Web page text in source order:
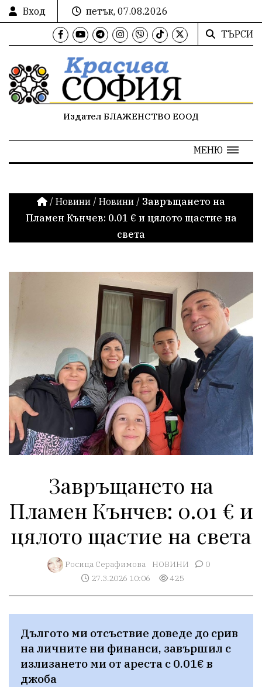
Вход
петък, 07.08.2026
ТЪРСИ
Издател БЛАЖЕНСТВО ЕООД
МЕНЮ
/ Новини / Новини / Завръщането на
Пламен Кънчев: 0.01 € и цялото щастие на
света
Завръщането на
Пламен Кънчев: 0.01 € и
цялото щастие на света
Росица Серафимова НОВИНИ
0
27.3.2026 10:06
425
Дългото ми отсъствие доведе до срив
на личните ни финанси, завършил с
излизането ми от ареста с 0.01€ в
джоба